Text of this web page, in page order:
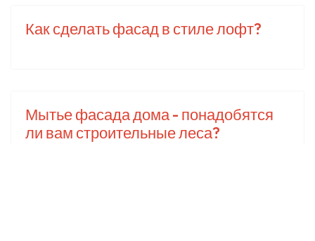
Как сделать фасад в стиле лофт?
Мытье фасада дома - понадобятся
ли вам строительные леса?